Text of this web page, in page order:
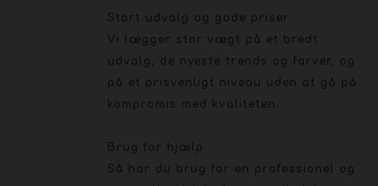
Stort udvalg og gode priser
Vi lægger stor vægt på et bredt
udvalg, de nyeste trends og farver, og
på et prisvenligt niveau uden at gå på
kompromis med kvaliteten.
Brug for hjælp
Så har du brug for en professionel og